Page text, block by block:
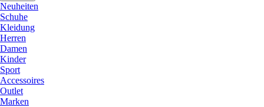
Neuheiten
Schuhe
Kleidung
Herren
Damen
Kinder
Sport
Accessoires
Outlet
Marken